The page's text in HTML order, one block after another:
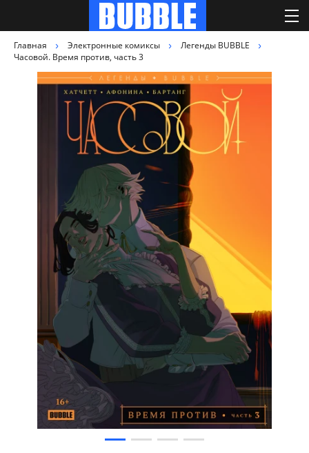
Главная Электронные комиксы
Легенды BUBBLE
Часовой. Время против, часть 3